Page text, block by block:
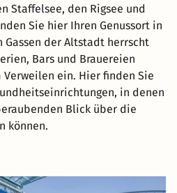
Staffelsee, den Rigsee und
Sie hier Ihren Genussort in
der Altstadt herrscht
Bars und Brauereien
ein. Hier finden Sie
in denen
Blick über die
können.